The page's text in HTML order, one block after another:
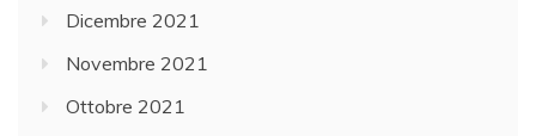
Dicembre 2021
Novembre 2021
Ottobre 2021